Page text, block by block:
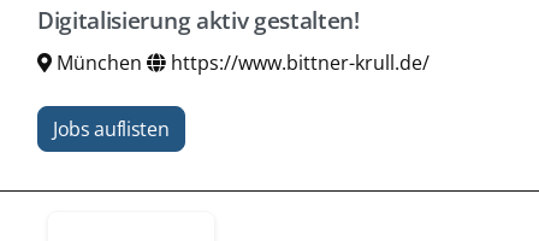
Digitalisierung aktiv gestalten!
München https://www.bittner-krull.de/
Jobs auflisten